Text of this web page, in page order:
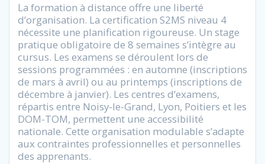
La formation à distance offre une liberté
d’organisation. La certification S2MS niveau 4
nécessite une planification rigoureuse. Un stage
pratique obligatoire de 8 semaines s’intègre au
cursus. Les examens se déroulent lors de
sessions programmées : en automne (inscriptions
de mars à avril) ou au printemps (inscriptions de
décembre à janvier). Les centres d’examens,
répartis entre Noisy-le-Grand, Lyon, Poitiers et les
DOM-TOM, permettent une accessibilité
nationale. Cette organisation modulable s’adapte
aux contraintes professionnelles et personnelles
des apprenants.